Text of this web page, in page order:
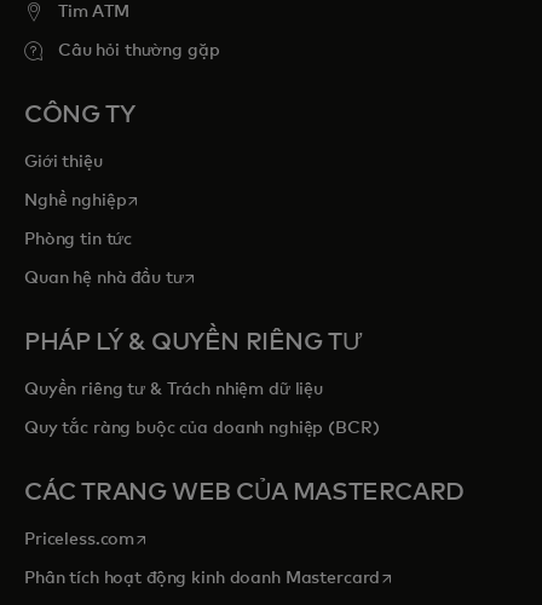
Tim ATM
Câu hỏi thường gặp
CÔNG TY
Giới thiệu
Nghề nghiệpopens in a new tab
Phòng tin tức
Quan hệ nhà đầu tưopens in a new tab
PHÁP LÝ & QUYỀN RIÊNG TƯ
Quyền riêng tư & Trách nhiệm dữ liệu
Quy tắc ràng buộc của doanh nghiệp (BCR)
CÁC TRANG WEB CỦA MASTERCARD
Priceless.com opens in a new tab
Phân tích hoạt động kinh doanh Mastercard opens in a new tab